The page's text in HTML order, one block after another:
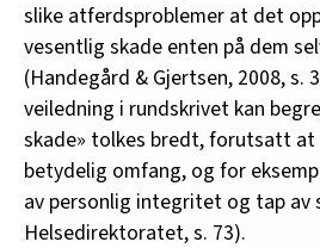
slike atferdsproblemer at det
vesentlig skade enten på dem
(Handegård & Gjertsen, 2008, s.
veiledning i rundskrivet kan
skade» tolkes bredt, forutsatt at
betydelig omfang, og for
av personlig integritet og tap av
Helsedirektoratet, s. 73).